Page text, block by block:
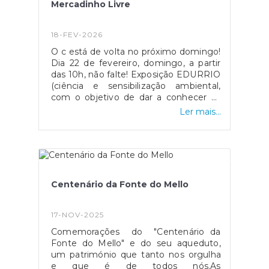
Mercadinho Livre
18-FEV-2026
O c está de volta no próximo domingo!
Dia 22 de fevereiro, domingo, a partir
das 10h, não falte! Exposição EDURRIO
(ciência e sensibilização ambiental,
com o objetivo de dar a conhecer os
ecossistemas ribeirinhos urbanos, a sua
preservação. Demonstrações
em Família com Sara Neves - Histórias
(finalista do programa Ídolos) e uma
de Coimbra. Almoço Associação
da Pampilhosa - ementa: Entrecosto
grelhado com migas e arroz (reservas -
936528379 Tójó) Traga família e amigos
Ler mais...
Centenário da Fonte do Mello
17-NOV-2025
Comemorações do "Centenário da
Fonte do Mello" e do seu aqueduto,
um património que tanto nos orgulha
e que é de todos nós.As